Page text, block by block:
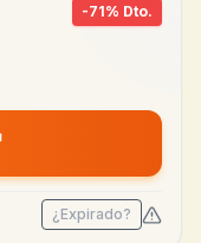
-71% Dto.
¿Expirado?